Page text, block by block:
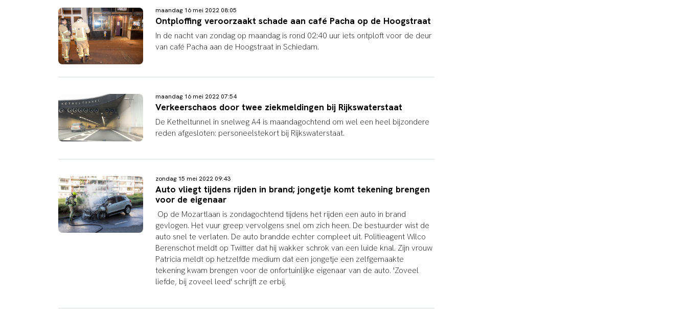
maandag 16 mei 2022 08:05
Ontploffing veroorzaakt schade aan café Pacha op de Hoogstraat
In de nacht van zondag op maandag is rond 02:40 uur iets ontploft voor de deur
van café Pacha aan de Hoogstraat in Schiedam.
maandag 16 mei 2022 07:54
Verkeerschaos door twee ziekmeldingen bij Rijkswaterstaat
De Ketheltunnel in snelweg A4 is maandagochtend om wel een heel bijzondere
reden afgesloten: personeelstekort bij Rijkswaterstaat.
zondag 15 mei 2022 09:43
Auto vliegt tijdens rijden in brand; jongetje komt tekening brengen
voor de eigenaar
Op de Mozartlaan is zondagochtend tijdens het rijden een auto in brand
gevlogen. Het vuur greep vervolgens snel om zich heen. De bestuurder wist de
auto snel te verlaten. De auto brandde echter compleet uit. Politieagent Wilco
Berenschot meldt op Twitter dat hij wakker schrok van een luide knal. Zijn vrouw
Patricia meldt op hetzelfde medium dat een jongetje een zelfgemaakte
tekening kwam brengen voor de onfortuinlijke eigenaar van de auto. 'Zoveel
liefde, bij zoveel leed' schrijft ze erbij.